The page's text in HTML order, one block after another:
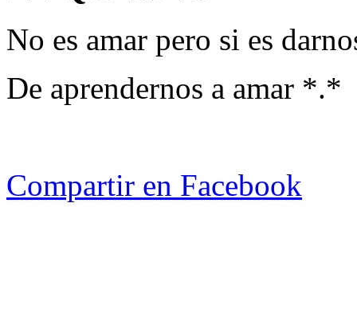
No es amar pero si es
De aprendernos a amar *.*
Compartir en Facebook